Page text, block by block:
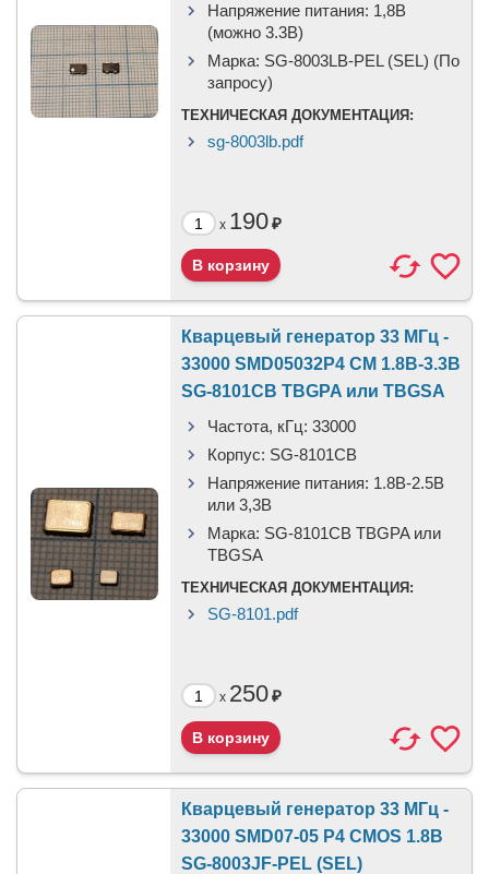
Напряжение питания: 1,8В
(можно 3.3В)
Марка: SG-8003LB-PEL (SEL) (По
запросу)
ТЕХНИЧЕСКАЯ ДОКУМЕНТАЦИЯ:
sg-8003lb.pdf
x 190₽
Кварцевый генератор 33 МГц -
33000 SMD05032P4 CM 1.8В-3.3В
SG-8101CB TBGPA или TBGSA
Частота, кГц: 33000
Корпус: SG-8101CB
Напряжение питания: 1.8В-2.5B
или 3,3B
Марка: SG-8101CB TBGPA или
TBGSA
ТЕХНИЧЕСКАЯ ДОКУМЕНТАЦИЯ:
SG-8101.pdf
x 250₽
Кварцевый генератор 33 МГц -
33000 SMD07-05 P4 CMOS 1.8В
SG-8003JF-PEL (SEL)